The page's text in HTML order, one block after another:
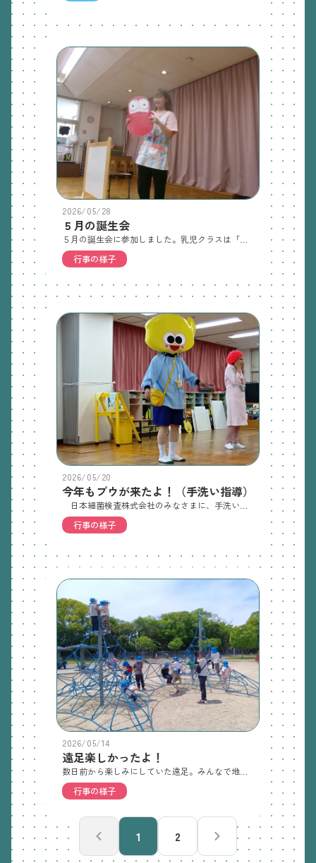
2026/05/28
５月の誕生会
行事の様子
2026/05/20
今年もプウが来たよ！（手洗い指導）
行事の様子
2026/05/14
遠足楽しかったよ！
行事の様子
1 2